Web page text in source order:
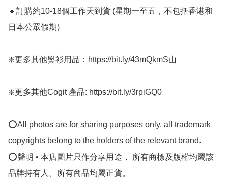
🔹訂購約10-18個工作天到貨 (星期一至五，不包括香港和
日本公眾假期) ﻿
❇️更多其他熨衫用品：https://bit.ly/43mQkmS山
❇️更多其他Cogit 產品: https://bit.ly/3rpiGQ0
⭕All photos are for sharing purposes only, all trademark
copyrights belong to the holders of the relevant brand.
⭕聲明 • 本店圖片只作分享用途， 所有商標及版權均屬該
品牌持有人。所有商品均屬正貨。